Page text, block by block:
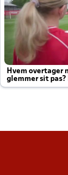
Hvem overtager
glemmer sit pas?
altid til efter